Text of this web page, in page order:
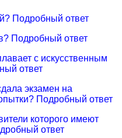
Подробный ответ
Подробный ответ
с искусственным
ответ
экзамен на
Подробный ответ
которого имеют
ответ